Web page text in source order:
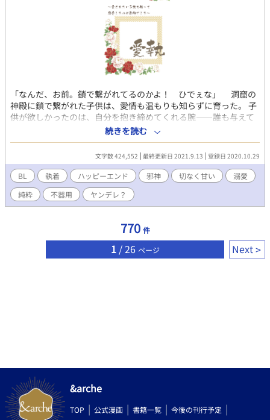
「なんだ、お前。鎖で繋がれてるのかよ！ ひでぇな」 洞窟の
神殿に鎖で繋がれた子供は、愛情も温もりも知らずに育った。 子
供が欲しかったのは、自分を抱き締めてくれる腕――誰も与えて
くれない温もりをくれたのは、人間ではなくて邪神。人間に害を
なすとされた破壊神は、純粋な子供に絆され、子供に名をつけて
溺愛し始める。 人のフリを長く続けたが愛情を理解できなかっ
た破壊神と、初めての愛情を貪欲に欲しがる物知らぬ子供。愛を
知らぬ者同士が徐々に惹かれ合う、ひたすら甘くて切ない恋物
語。 「僕ね、セティのこと大好きだよ」 【注意事項】ＢＬ、Ｒ
１５、性的描写あり（※印） 【重複投稿】アルファポリス、カク
ヨム、小説家になろう、エブリスタ 【完結】2021/9/13
※2021/09/09 エブリスタ、BLカテゴリー2位
続きを読む
文字数 424,552 最終更新日 2021.9.13 登録日 2020.10.29
BL 執着 ハッピーエンド 邪神 切なく甘い
溺愛
純粋
不器用 ヤンデレ？
770 件
1/ 26 ページ Next
&arche
TOP 公式漫画 書籍一覧 今後の刊行予定